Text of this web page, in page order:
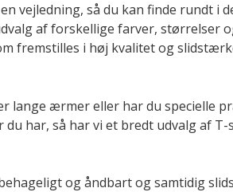
vejledning, så du kan finde rundt i
af forskellige farver, størrelser
fremstilles i høj kvalitet og
lange ærmer eller har du specielle
har, så har vi et bredt udvalg af
og åndbart og samtidig